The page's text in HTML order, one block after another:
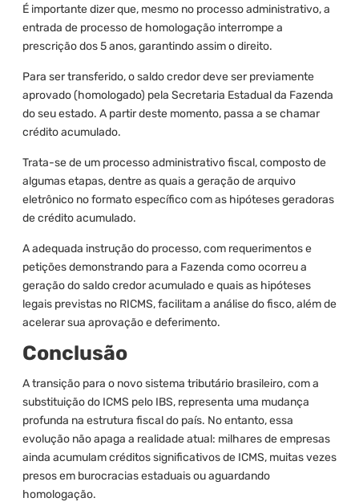
É importante dizer que, mesmo no processo administrativo, a
entrada de processo de homologação interrompe a
prescrição dos 5 anos, garantindo assim o direito.
Para ser transferido, o saldo credor deve ser previamente
aprovado (homologado) pela Secretaria Estadual da Fazenda
do seu estado. A partir deste momento, passa a se chamar
crédito acumulado.
Trata-se de um processo administrativo fiscal, composto de
algumas etapas, dentre as quais a geração de arquivo
eletrônico no formato específico com as hipóteses geradoras
de crédito acumulado.
A adequada instrução do processo, com requerimentos e
petições demonstrando para a Fazenda como ocorreu a
geração do saldo credor acumulado e quais as hipóteses
legais previstas no RICMS, facilitam a análise do fisco, além de
acelerar sua aprovação e deferimento.
Conclusão
A transição para o novo sistema tributário brasileiro, com a
substituição do ICMS pelo IBS, representa uma mudança
profunda na estrutura fiscal do país. No entanto, essa
evolução não apaga a realidade atual: milhares de empresas
ainda acumulam créditos significativos de ICMS, muitas vezes
presos em burocracias estaduais ou aguardando
homologação.